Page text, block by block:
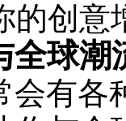
的创意
全球潮
会有各